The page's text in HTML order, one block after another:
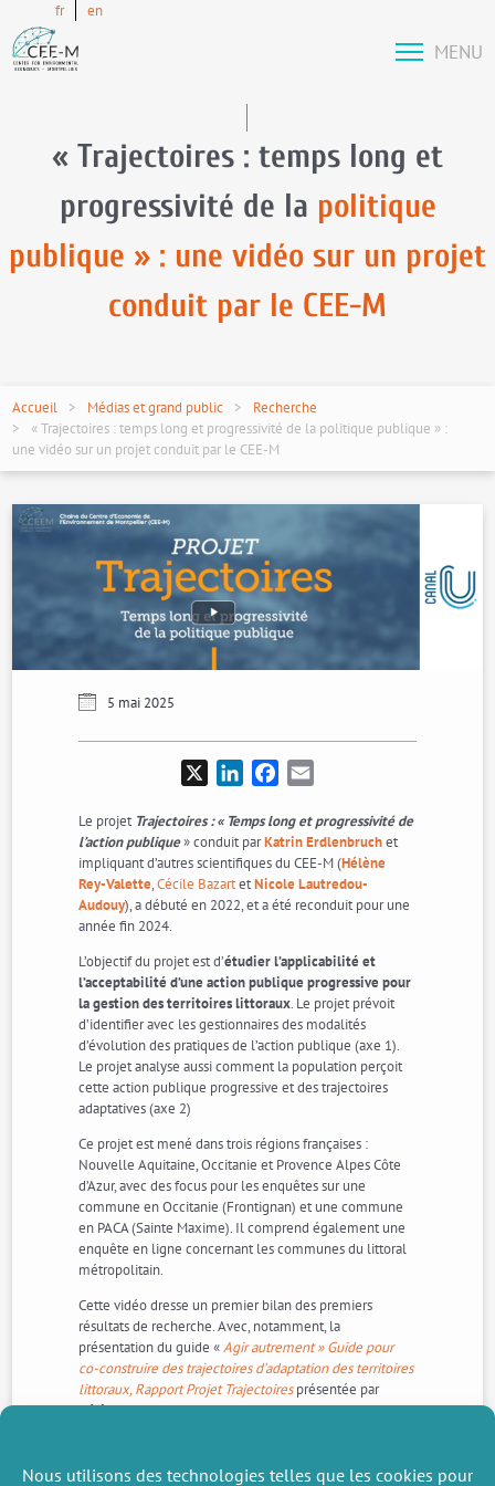
Nous utilisons des technologies telles que les cookies pour
fr en
MENU
« Trajectoires : temps long et
progressivité de la politique
publique » : une vidéo sur un projet
conduit par le CEE-M
Accueil Médias et grand public
Recherche
« Trajectoires : temps long et progressivité de la politique publique » :
une vidéo sur un projet conduit par le CEE-M
5 mai 2025
LinkedInFacebook
Le projet Trajectoires : « Temps long et progressivité de
l’action publique» conduit parKatrin Erdlenbruchet
impliquant d’autres scientifiques du CEE-M (Hélène
Rey-Valette,Cécile BazartetNicole Lautredou-
Audouy), a débuté en 2022, et a été reconduit pour une
année fin 2024.
L’objectif du projet est d’étudier l’applicabilité et
l’acceptabilité d’une action publique progressive pour
la gestion des territoires littoraux. Le projet prévoit
d’identifier avec les gestionnaires des modalités
d’évolution des pratiques de l’action publique (axe 1).
Le projet analyse aussi comment la population perçoit
cette action publique progressive et des trajectoires
adaptatives (axe 2)
Ce projet est mené dans trois régions françaises :
Nouvelle Aquitaine, Occitanie et Provence Alpes Côte
d’Azur, avec des focus pour les enquêtes sur une
commune en Occitanie (Frontignan) et une commune
en PACA (Sainte Maxime). Il comprend également une
enquête en ligne concernant les communes du littoral
métropolitain.
Cette vidéo dresse un premier bilan des premiers
résultats de recherche. Avec, notamment, la
présentation du guide «Agir autrement » Guide pour
co-construire des trajectoires d’adaptation des territoires
littoraux, Rapport Projet Trajectoiresprésentée par
Hélène Rey-Valette.
sur
Canal U , la plateforme audiovisuelle de